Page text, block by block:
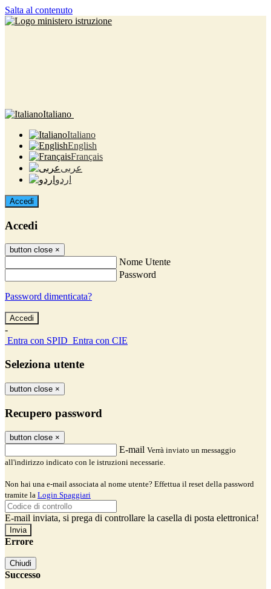
Salta al contenuto
Italiano
Italiano
English
Français
عربى
اردو
Accedi
Accedi
button close ×
Nome Utente
Password
Password dimenticata?
-
Entra con SPID Entra con CIE
Seleziona utente
button close ×
Recupero password
button close ×
E-mail Verrà inviato un messaggio
all'indirizzo indicato con le istruzioni necessarie.
Non hai una e-mail associata al nome utente? Effettua il reset della password
tramite la Login Spaggiari
E-mail inviata, si prega di controllare la casella di posta elettronica!
Errore
Chiudi
Successo